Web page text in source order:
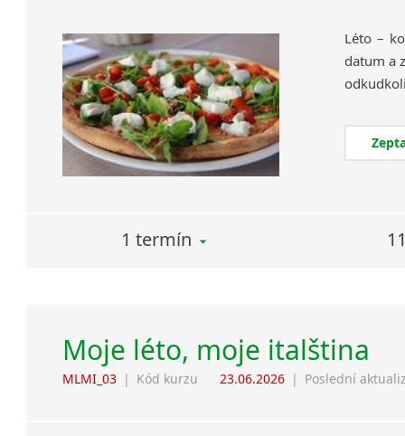
Léto –
datum a
1 termín
Moje léto, moje italština
MLMI_03 | Kód kurzu 23.06.2026 | Poslední